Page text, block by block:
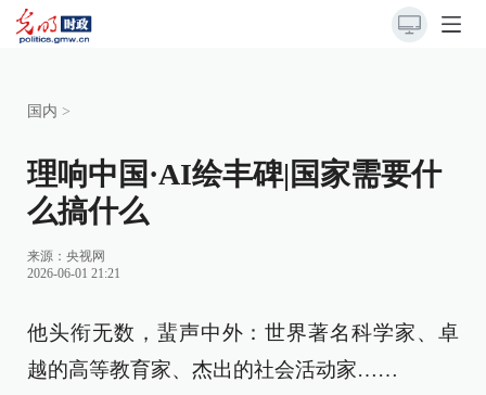
国内 >
理响中国·AI绘丰碑|国家需要什
么搞什么
来源： 央视网
2026-06-01 21:21
他头衔无数，蜚声中外：世界著名科学家、卓
越的高等教育家、杰出的社会活动家……